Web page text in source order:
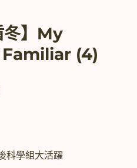
冬】My
(4)
科學組大活躍